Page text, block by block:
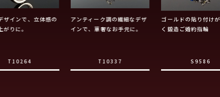
ザインで、立体感の
がりに。
T10264
アンティーク調の繊細なデザ
インで、華奢なお手元に。
T10337
ゴールドの貼り付け
く鍛造ご婚約指輪
S9586